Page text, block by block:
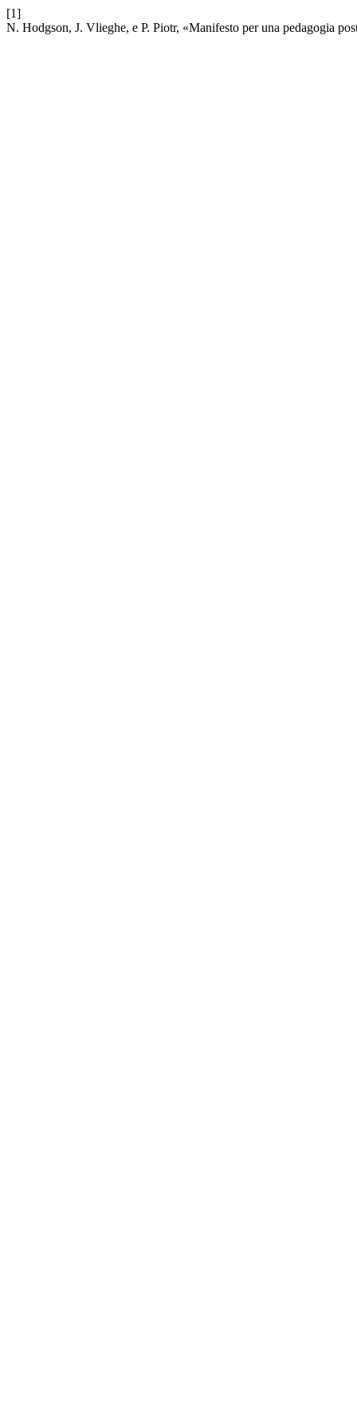
[1]
N. Hodgson, J. Vlieghe, e P. Piotr, «Manifesto per una pedagogia